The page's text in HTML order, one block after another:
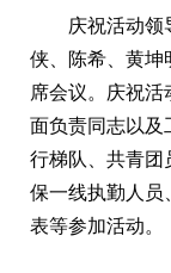
庆祝活动领
侠、陈希、黄坤
席会议。庆祝
面负责同志以及
行梯队、共青团
保一线执勤人员
表等参加活动。